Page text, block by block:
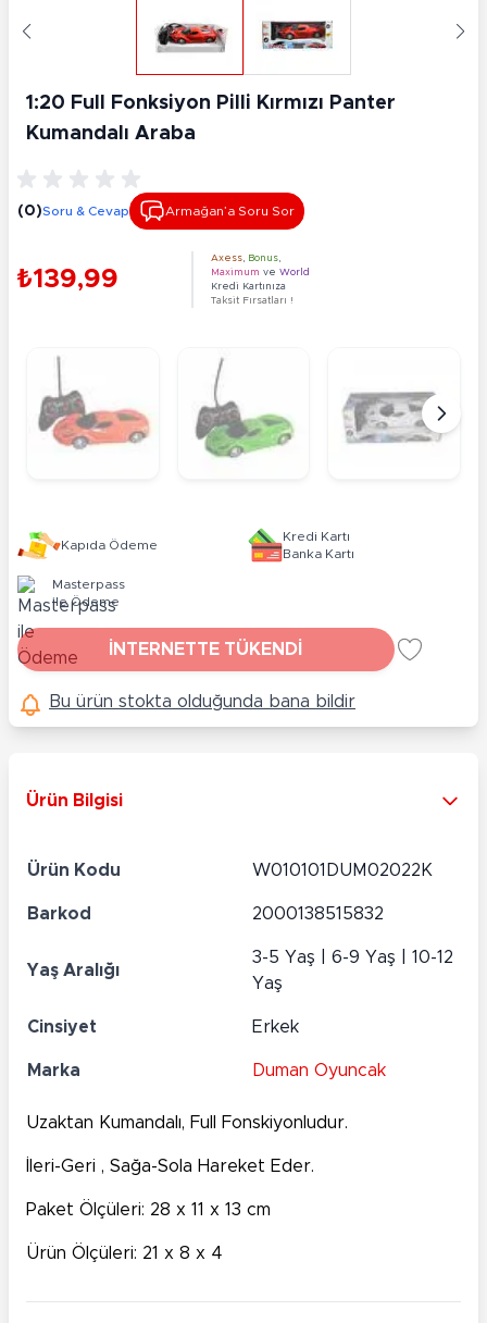
1:20 Full Fonksiyon Pilli Kırmızı Panter
Kumandalı Araba
(0)Soru & Cevap Armağan’a Soru Sor
₺139,99
Axess Bonus
Maximum ve World
Kredi Kartınıza
Taksit Fırsatları !
Kapıda Ödeme
Kredi Kartı
Banka Kartı
Masterpass
ile Ödeme
İNTERNETTE TÜKENDİ
Bu ürün stokta olduğunda bana bildir
Ürün Bilgisi
Ürün Kodu W010101DUM02022K
Barkod 2000138515832
Yaş Aralığı
3-5 Yaş | 6-9 Yaş | 10-12
Yaş
Cinsiyet Erkek
Marka Duman Oyuncak
Uzaktan Kumandalı, Full Fonskiyonludur.
İleri-Geri , Sağa-Sola Hareket Eder.
Paket Ölçüleri: 28 x 11 x 13 cm
Ürün Ölçüleri: 21 x 8 x 4